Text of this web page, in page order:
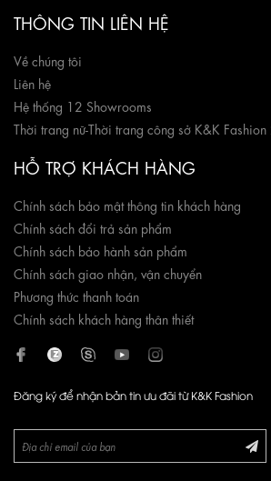
THÔNG TIN LIÊN HỆ
Về chúng tôi
Liên hệ
Hệ thống 12 Showrooms
Thời trang nữ-Thời trang công sở K&K
HỖ TRỢ KHÁCH HÀNG
Chính sách bảo mật thông tin khách hàng
Chính sách đổi trả sản phẩm
Chính sách bảo hành sản phẩm
Chính sách giao nhận, vận chuyển
Phương thức thanh toán
Chính sách khách hàng thân thiết
Đăng ký để nhận bản tin ưu đãi từ K&K Fashion